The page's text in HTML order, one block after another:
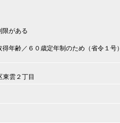
限がある
年齢／６０歳定年制のため（省令１号）
東雲２丁目